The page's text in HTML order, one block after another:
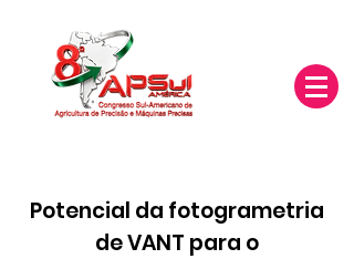
Potencial da fotogrametria
de VANT para o